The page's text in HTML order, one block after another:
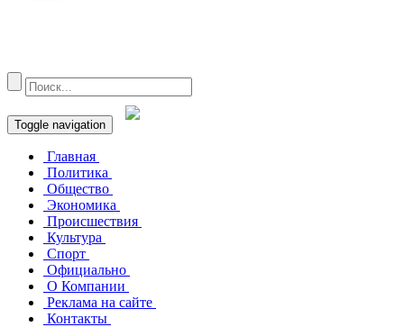
Toggle navigation
Главная
Политика
Общество
Экономика
Происшествия
Культура
Спорт
Официально
О Компании
Реклама на сайте
Контакты